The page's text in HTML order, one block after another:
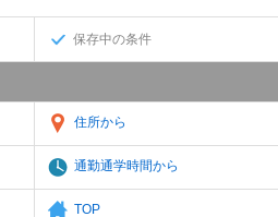
保存中の条件
住所から
通勤通学時間から
TOP